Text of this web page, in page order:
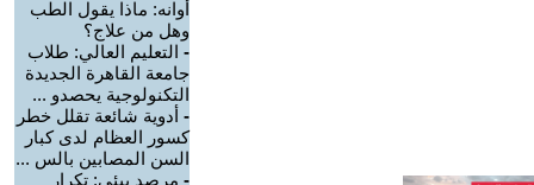
أوانه: ماذا يقول الطب
وهل من علاج؟
- التعليم العالي: طلاب
جامعة القاهرة الجديدة
التكنولوجية يحصدو ...
- أدوية شائعة تقلل خطر
كسور العظام لدى كبار
السن المصابين بالس ...
- مرصد بيئي: تكرار